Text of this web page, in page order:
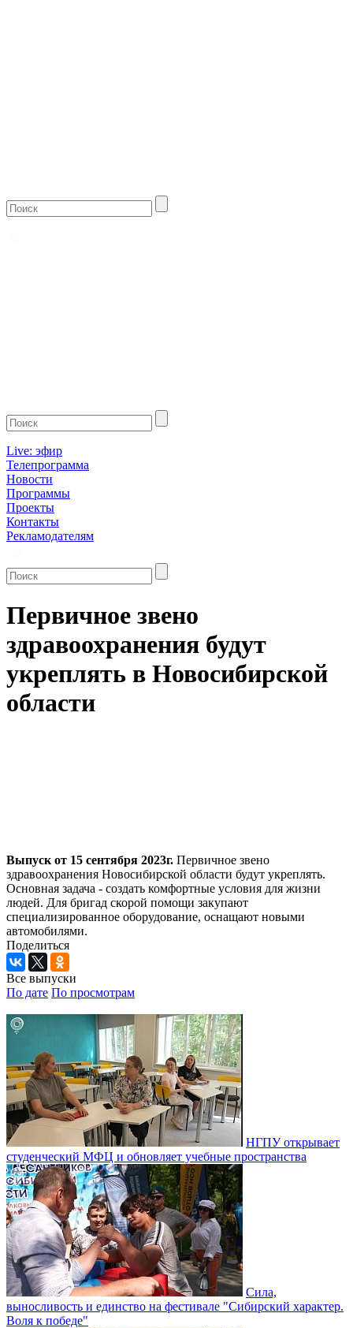
Live: эфир
Телепрограмма
Новости
Программы
Проекты
Контакты
Рекламодателям
Первичное звено
здравоохранения будут
укреплять в Новосибирской
области
Выпуск от 15 сентября 2023г. Первичное звено
здравоохранения Новосибирской области будут укреплять.
Основная задача - создать комфортные условия для жизни
людей. Для бригад скорой помощи закупают
специализированное оборудование, оснащают новыми
автомобилями.
Поделиться
Все выпуски
По дате По просмотрам
НГПУ открывает
студенческий МФЦ и обновляет учебные пространства
Сила,
выносливость и единство на фестивале "Сибирский характер.
Воля к победе"